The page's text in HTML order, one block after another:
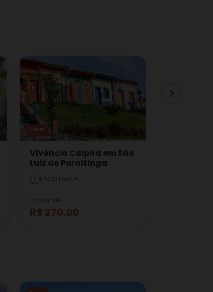
Tours
Vivência Caipira em São
Luiz do Paraitinga
ESGOTADO!
R$ 270,00